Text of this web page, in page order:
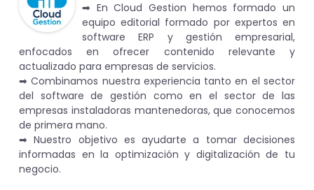
➡︎ En Cloud Gestion hemos formado un
equipo editorial formado por expertos en
software ERP y gestión empresarial,
enfocados en ofrecer contenido relevante y
actualizado para empresas de servicios.
➡︎ Combinamos nuestra experiencia tanto en el sector
del software de gestión como en el sector de las
empresas instaladoras mantenedoras, que conocemos
de primera mano.
➡︎ Nuestro objetivo es ayudarte a tomar decisiones
informadas en la optimización y digitalización de tu
negocio.